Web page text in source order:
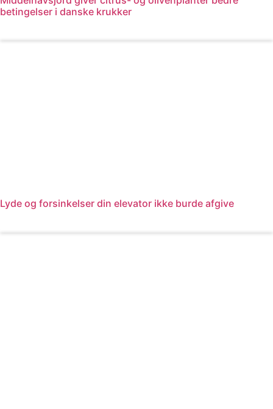
betingelser i danske krukker
Lyde og forsinkelser din elevator ikke burde afgive